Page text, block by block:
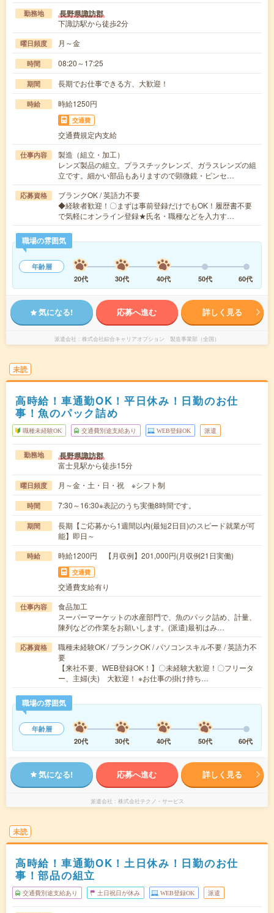
勤務地 長野県諏訪郡
下諏訪駅から徒歩2分
曜日頻度 月～金
時間 08:20～17:25
期間 長期でお仕事できる方、大歓迎！
時給 時給1250円
交通費
交通費規定内支給
仕事内容
製造（組立・加工）
レンズ製品の組立。プラスチックレンズ、ガラスレンズの組
立です。細かい部品もありますので顕微鏡・ピンセ…
応募資格
ブランクOK / 英語力不要
◆経験者歓迎！〇まずは事前登録だけでもOK！履歴書不要
で気軽にオンライン登録★氏名・職種などを入力す…
職場の雰囲気
年齢層
20代
30代 40代 50代 60代
気になる! 応募へ進む 詳しく見る
派遣会社 株式会社綜合キャリアオプション 製造事業部（全国）
未読
高時給！車通勤OK！平日休み！日勤のお仕
事！魚のパック詰め
職種未経験OK 交通費別途支給あり WEB登録OK 派遣
勤務地 長野県諏訪郡
富士見駅から徒歩15分
曜日頻度 月～金・土・日・祝 ※シフト制
時間 7:30～16:30※表記のうち実働8時間です。
期間
長期【ご応募から1週間以内(最短2日目)のスピード就業が可
能】即日～
時給 時給1200円 【月収例】201,000円(月収例21日実働)
交通費
交通費支給有り
仕事内容
食品加工
スーパーマーケットの水産部門で、魚のパック詰め、計量、
陳列などの作業をお願いします。(派遣)最初はみ…
応募資格
職種未経験OK / ブランクOK / パソコンスキル不要 / 英語力不
要
【来社不要、WEB登録OK！】〇未経験大歓迎！〇フリータ
ー、主婦(夫) 大歓迎！ ※お仕事の掛け持ち…
職場の雰囲気
年齢層
20代
30代 40代 50代 60代
気になる! 応募へ進む 詳しく見る
派遣会社 株式会社テクノ・サービス
未読
高時給！車通勤OK！土日休み！日勤のお仕
事！部品の組立
交通費別途支給あり 土日祝日が休み WEB登録OK 派遣